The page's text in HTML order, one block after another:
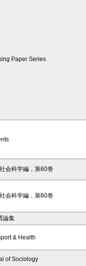
Paper Series
会科学編，第60巻
会科学編，第60巻
論集
& Health
of Sociology